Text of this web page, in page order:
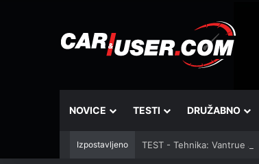
NOVICE TESTI DRUŽABNO
Izpostavljeno TEST - Tehnika: Vantrue JS3